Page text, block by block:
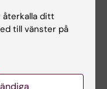
för att komma
grupp kontakta
återkalla ditt
till vänster på